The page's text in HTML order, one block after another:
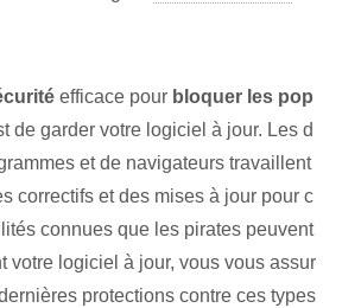
efficace pour bloquer les pop
de garder votre logiciel à jour. Les d
et de navigateurs travaillent
correctifs et des mises à jour pour c
connues que les pirates peuvent
votre logiciel à jour, vous vous assur
protections contre ces types